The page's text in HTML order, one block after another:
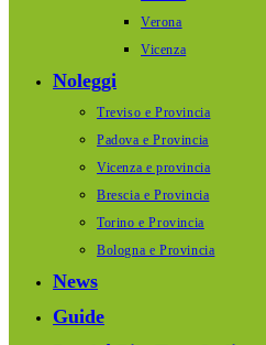
Verona
Vicenza
Noleggi
Treviso e Provincia
Padova e Provincia
Vicenza e provincia
Brescia e Provincia
Torino e Provincia
Bologna e Provincia
News
Guide